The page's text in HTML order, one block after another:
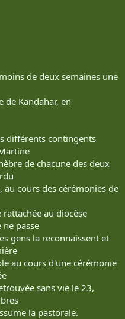
de deux semaines une
de Kandahar, en
différents contingents
de chacune des deux
cours des cérémonies de
au diocèse
passe
gens la reconnaissent et
au cours d'une cérémonie
sans vie le 23,
la pastorale.